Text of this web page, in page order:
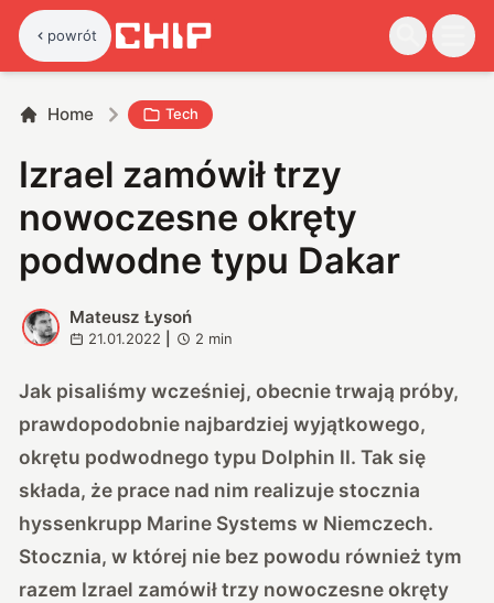
powrót
Home Tech
Izrael zamówił trzy
nowoczesne okręty
podwodne typu Dakar
M
Mateusz Łysoń
21.01.2022 2 min
Jak pisaliśmy wcześniej, obecnie trwają próby,
prawdopodobnie najbardziej wyjątkowego,
okrętu podwodnego typu Dolphin II. Tak się
składa, że prace nad nim realizuje stocznia
hyssenkrupp Marine Systems w Niemczech.
Stocznia, w której nie bez powodu również tym
razem Izrael zamówił trzy nowoczesne okręty